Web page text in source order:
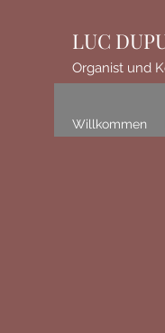
LUC
Organist und
Willkommen